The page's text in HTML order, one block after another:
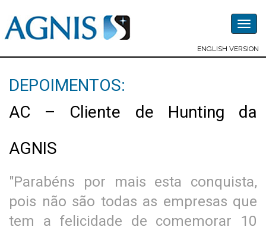
ENGLISH VERSION
DEPOIMENTOS:
AC – Cliente de Hunting da
AGNIS
"Parabéns por mais esta conquista,
pois não são todas as empresas que
tem a felicidade de comemorar 10